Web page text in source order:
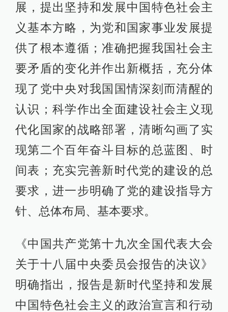
展，提出坚持和发展中国特色社会主
义基本方略，为党和国家事业发展提
供了根本遵循；准确把握我国社会主
要矛盾的变化并作出新概括，充分体
现了党中央对我国国情深刻而清醒的
认识；科学作出全面建设社会主义现
代化国家的战略部署，清晰勾画了实
现第二个百年奋斗目标的总蓝图、时
间表；充实完善新时代党的建设的总
要求，进一步明确了党的建设指导方
针、总体布局、基本要求。
《中国共产党第十九次全国代表大会
关于十八届中央委员会报告的决议》
明确指出，报告是新时代坚持和发展
中国特色社会主义的政治宣言和行动